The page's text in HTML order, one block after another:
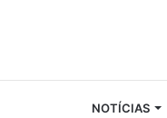
NOTÍCIAS